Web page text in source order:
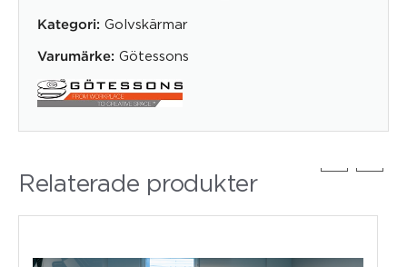
Kategori: Golvskärmar
Varumärke: Götessons
Relaterade produkter